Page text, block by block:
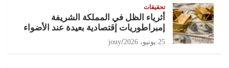
تحقيقات
أثرياء الظل في المملكة الشريفة
إمبراطوريات إقتصادية بعيدة عند الأضواء
25 يونيو، 2026 jouy